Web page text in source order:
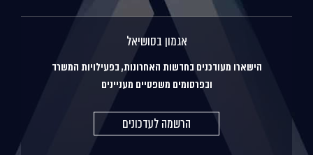
אגמון בסושיאל
הישארו מעודכנים בחדשות האחרונות, בפעילויות המשרד
ובפרסומים משפטיים מעניינים
הרשמה לעדכונים